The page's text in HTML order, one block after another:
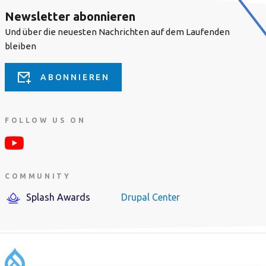
Newsletter abonnieren
Und über die neuesten Nachrichten auf dem Laufenden
bleiben
ABONNIEREN
FOLLOW US ON
COMMUNITY
Splash Awards Drupal Center